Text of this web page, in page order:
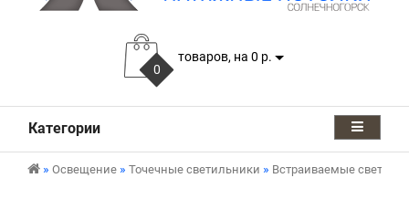
0
товаров, на 0 р.
Категории
Освещение Точечные светильники Встраиваемые